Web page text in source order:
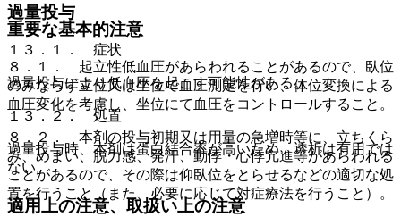
過量投与
１３．１． 症状
過量投与により低血圧を起こす可能性がある。
１３．２． 処置
過量投与時、本剤は蛋白結合率が高いため、透析は有用では
ない。
適用上の注意、取扱い上の注意
重要な基本的注意
８．１． 起立性低血圧があらわれることがあるので、臥位
のみならず立位又は坐位で血圧測定を行い、体位変換による
血圧変化を考慮し、坐位にて血圧をコントロールすること。
８．２． 本剤の投与初期又は用量の急増時等に、立ちくら
み、めまい、脱力感、発汗、動悸・心悸亢進等があらわれる
ことがあるので、その際は仰臥位をとらせるなどの適切な処
置を行うこと（また、必要に応じて対症療法を行うこと）。